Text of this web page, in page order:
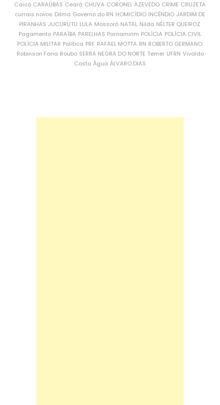
Caicó CARAÚBAS Ceará CHUVA CORONEL AZEVEDO CRIME CRUZETA
currais novos Dilma Governo do RN HOMICÍDIO INCÊNDIO JARDIM DE
PIRANHAS JUCURUTU LULA Mossoró NATAL Nilda NÉLTER QUEIROZ
Pagamento PARAÍBA PARELHAS Parnamirim POLÍCIA POLÍCIA CIVIL
POLÍCIA MILITAR Política PRF RAFAEL MOTTA RN ROBERTO GERMANO
Robinson Faria Roubo SERRA NEGRA DO NORTE Temer UFRN Vivaldo
Costa Água ÁLVARO DIAS